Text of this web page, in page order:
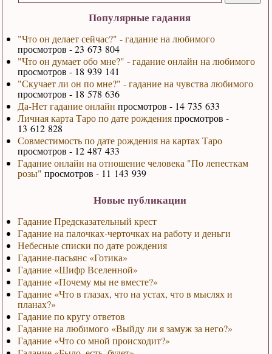
Популярные гадания
"Что он делает сейчас?" - гадание на любимого
просмотров - 23 673 804
"Что он думает обо мне?" - гадание онлайн на любимого
просмотров - 18 939 141
"Скучает ли он по мне?" - гадание на чувства любимого
просмотров - 18 578 636
Да-Нет гадание онлайн просмотров - 14 735 633
Личная карта Таро по дате рожденияпросмотров -
13 612 828
Совместимость по дате рождения на картах Таро
просмотров - 12 487 433
Гадание онлайн на отношение человека "По лепесткам
розы" просмотров - 11 143 939
Новые публикации
Гадание Предсказательный крест
Гадание на палочках-черточках на работу и деньги
Небесные списки по дате рождения
Гадание-пасьянс «Готика»
Гадание «Шифр Вселенной»
Гадание «Почему мы не вместе?»
Гадание «Что в глазах, что на устах, что в мыслях и
планах?»
Гадание по кругу ответов
Гадание на любимого «Выйду ли я замуж за него?»
Гадание «Что со мной происходит?»